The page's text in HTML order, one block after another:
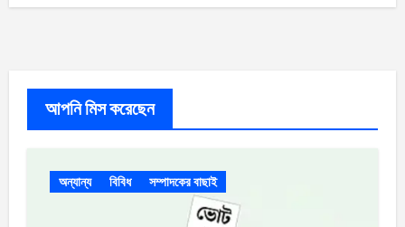
আপনি মিস করেছেন
অন্যান্য বিবিধ সম্পাদকের বাছাই